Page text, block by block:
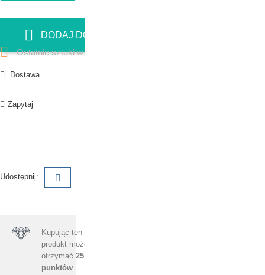
DODAJ DO KOSZYKA
 Ostatnie sztuki w magazynie
Dostawa
Zapytaj
Udostępnij:
Kupując ten
produkt możesz
otrzymać 25
punktów